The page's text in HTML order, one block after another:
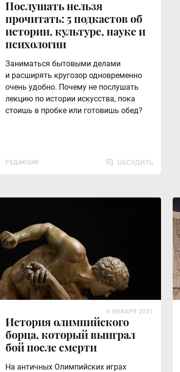
Послушать нельзя
прочитать: 5 подкастов об
истории, культуре, науке и
психологии
Заниматься бытовыми делами
и расширять кругозор одновременно
очень удобно. Почему не послушать
лекцию по истории искусства, пока
стоишь в пробке или готовишь обед?
РЕДАКЦИЯ ОБСУДИТЬ
История олимпийского
борца, который выиграл
бой после смерти
На античных Олимпийских играх
6 ЯНВАРЯ 2021